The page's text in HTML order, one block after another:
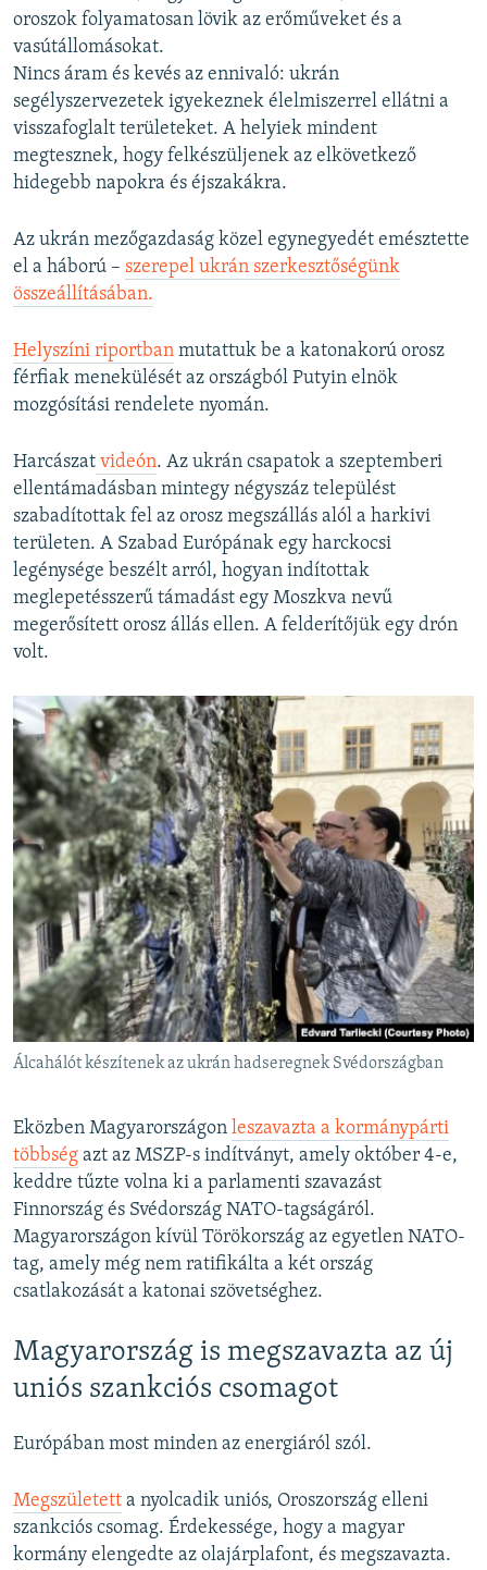
oroszok folyamatosan lövik az erőműveket és a
vasútállomásokat.
Nincs áram és kevés az ennivaló: ukrán
segélyszervezetek igyekeznek élelmiszerrel ellátni a
visszafoglalt területeket. A helyiek mindent
megtesznek, hogy felkészüljenek az elkövetkező
hidegebb napokra és éjszakákra.
Az ukrán mezőgazdaság közel egynegyedét emésztette
el a háború – szerepel ukrán szerkesztőségünk
összeállításában.
Helyszíni riportban mutattuk be a katonakorú orosz
férfiak menekülését az országból Putyin elnök
mozgósítási rendelete nyomán.
Harcászat videón. Az ukrán csapatok a szeptemberi
ellentámadásban mintegy négyszáz települést
szabadítottak fel az orosz megszállás alól a harkivi
területen. A Szabad Európának egy harckocsi
legénysége beszélt arról, hogyan indítottak
meglepetésszerű támadást egy Moszkva nevű
megerősített orosz állás ellen. A felderítőjük egy drón
volt.
Álcahálót készítenek az ukrán hadseregnek Svédországban
Eközben Magyarországon leszavazta a kormánypárti
többség azt az MSZP-s indítványt, amely október 4-e,
keddre tűzte volna ki a parlamenti szavazást
Finnország és Svédország NATO-tagságáról.
Magyarországon kívül Törökország az egyetlen NATO-
tag, amely még nem ratifikálta a két ország
csatlakozását a katonai szövetséghez.
Magyarország is megszavazta az új
uniós szankciós csomagot
Európában most minden az energiáról szól.
Megszületett a nyolcadik uniós, Oroszország elleni
szankciós csomag. Érdekessége, hogy a magyar
kormány elengedte az olajárplafont, és megszavazta.